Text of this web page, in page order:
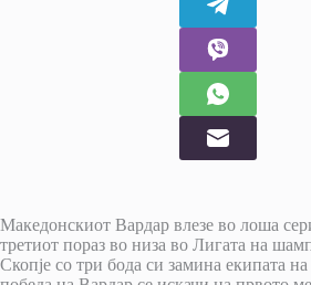
Македонскиот Вардар влезе во лоша
третиот пораз во низа во Лигата на
Скопје со три бода си замина екипата